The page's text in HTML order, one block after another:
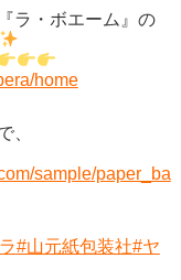
ラ・ボエーム』の
home
、
sample/paper_ba
#山元紙包装社#ヤ